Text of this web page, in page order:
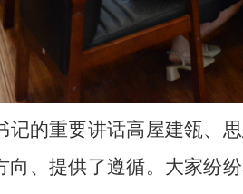
记的重要讲话高屋建瓴、
向、提供了遵循。大家纷